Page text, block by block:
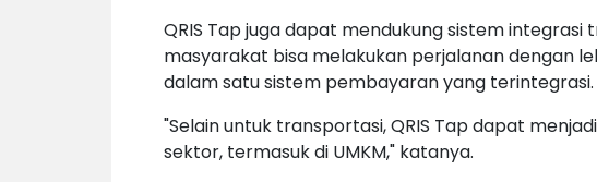
QRIS Tap juga dapat mendukung sistem integrasi
masyarakat bisa melakukan perjalanan dengan
dalam satu sistem pembayaran yang terintegrasi.
"Selain untuk transportasi, QRIS Tap dapat
sektor, termasuk di UMKM," katanya.